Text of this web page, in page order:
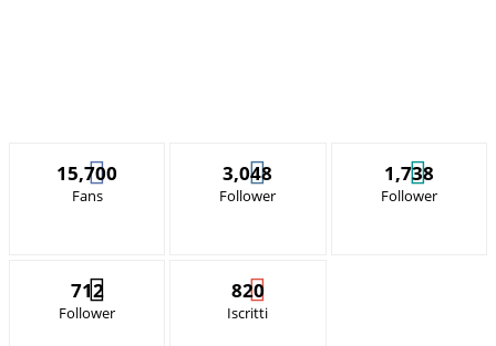
15,700
Fans
3,048
Follower
1,738
Follower
712
Follower
820
Iscritti